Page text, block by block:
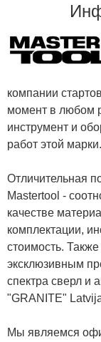
компании
момент в любом
инструмент и
работ этой марки.
Отличительная
Mastertool -
качестве
комплектации,
стоимость.
эксклюзивным
спектра сверл и
"GRANITE"
Мы являемся